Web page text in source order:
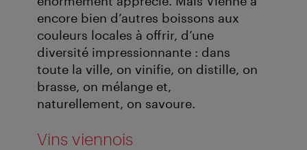
encore bien d’autres boissons aux
couleurs locales à offrir, d’une
diversité impressionnante : dans
toute la ville, on vinifie, on distille, on
brasse, on mélange et,
naturellement, on savoure.
Vins viennois